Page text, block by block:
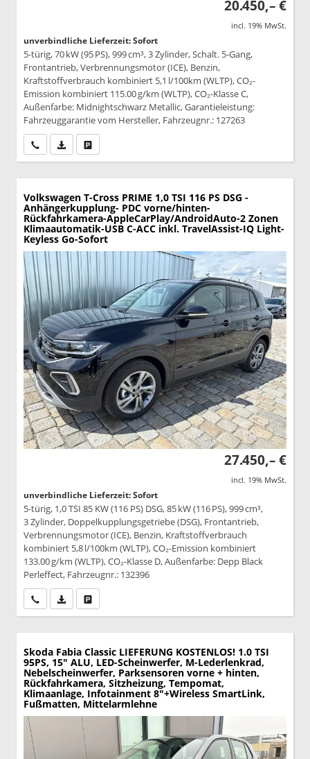
20.450,– €
incl. 19% MwSt.
unverbindliche Lieferzeit: Sofort
5-türig, 70 kW (95 PS), 999 cm³, 3 Zylinder, Schalt. 5-Gang,
Frontantrieb, Verbrennungsmotor (ICE), Benzin,
Kraftstoffverbrauch kombiniert 5,1 l/100km (WLTP), CO₂-
Emission kombiniert 115.00 g/km (WLTP), CO₂-Klasse C,
Außenfarbe: Midnightschwarz Metallic, Garantieleistung:
Fahrzeuggarantie vom Hersteller, Fahrzeugnr.: 127263
Wir rufen Sie anPDF-Datei, Fahrzeugexposé drucken
Volkswagen T-Cross PRIME 1,0 TSI 116 PS DSG -
Anhängerkupplung- PDC vorne/hinten-
Rückfahrkamera-AppleCarPlay/AndroidAuto-2 Zonen
Klimaautomatik-USB C-ACC inkl. TravelAssist-IQ Light-
Keyless Go-Sofort
27.450,– €
incl. 19% MwSt.
unverbindliche Lieferzeit: Sofort
5-türig, 1,0 TSI 85 KW (116 PS) DSG, 85 kW (116 PS), 999 cm³,
3 Zylinder, Doppelkupplungsgetriebe (DSG), Frontantrieb,
Verbrennungsmotor (ICE), Benzin, Kraftstoffverbrauch
kombiniert 5,8 l/100km (WLTP), CO₂-Emission kombiniert
133.00 g/km (WLTP), CO₂-Klasse D, Außenfarbe: Depp Black
Perleffect, Fahrzeugnr.: 132396
Wir rufen Sie anPDF-Datei, Fahrzeugexposé drucken
Skoda Fabia Classic LIEFERUNG KOSTENLOS! 1.0 TSI
95PS, 15" ALU, LED-Scheinwerfer, M-Lederlenkrad,
Nebelscheinwerfer, Parksensoren vorne + hinten,
Rückfahrkamera, Sitzheizung, Tempomat,
Klimaanlage, Infotainment 8"+Wireless SmartLink,
Fußmatten, Mittelarmlehne